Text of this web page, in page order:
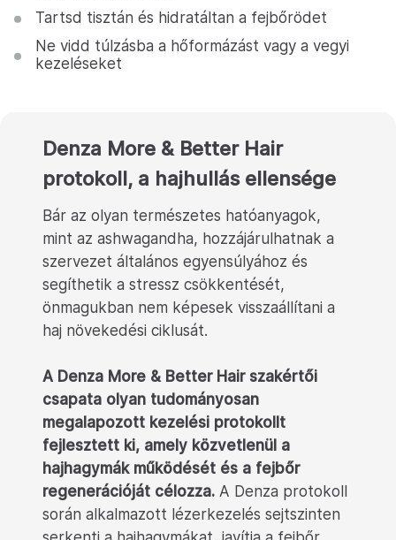
Tartsd tisztán és hidratáltan a fejbőrödet
Ne vidd túlzásba a hőformázást vagy a vegyi
kezeléseket
Denza More & Better Hair
protokoll, a hajhullás ellensége
Bár az olyan természetes hatóanyagok,
mint az ashwagandha, hozzájárulhatnak a
szervezet általános egyensúlyához és
segíthetik a stressz csökkentését,
önmagukban nem képesek visszaállítani a
haj növekedési ciklusát.
A Denza More & Better Hair szakértői
csapata olyan tudományosan
megalapozott kezelési protokollt
fejlesztett ki, amely közvetlenül a
hajhagymák működését és a fejbőr
regenerációját célozza. A Denza protokoll
során alkalmazott lézerkezelés sejtszinten